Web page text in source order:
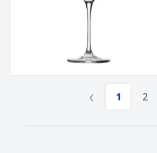
‹ 1 2